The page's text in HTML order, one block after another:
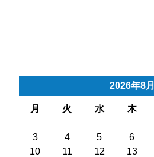
2026年8月
月 火 水 木
3
4 5 6
10
11 12 13